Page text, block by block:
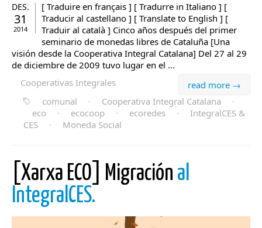
DES.
31
2014
[ Traduire en français ] [ Tradurre in Italiano ] [
Traducir al castellano ] [ Translate to English ] [
Traduir al català ] Cinco años después del primer
seminario de monedas libres de Cataluña [Una
visión desde la Cooperativa Integral Catalana] Del 27 al 29
de diciembre de 2009 tuvo lugar en el ...
read more →
Cooperativas Integrales
comunal
· Cooperativa Integral Catalana
·
eco
· ecocoop · ecoredes ·
IntegralCES &
CES
· Moneda Social
[Xarxa ECO] Migración al
IntegralCES.